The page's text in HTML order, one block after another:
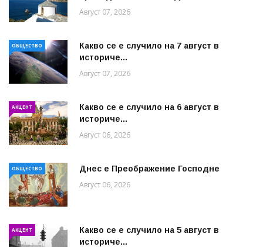
Август 07, 2026
ОБЩЕСТВО
Какво се е случило на 7 август в
историче...
Август 07, 2026
АКЦЕНТ
Какво се е случило на 6 август в
историче...
Август 06, 2026
ОБЩЕСТВО Днес е Преображение Господне
Август 06, 2026
АКЦЕНТ
Какво се е случило на 5 август в
историче...